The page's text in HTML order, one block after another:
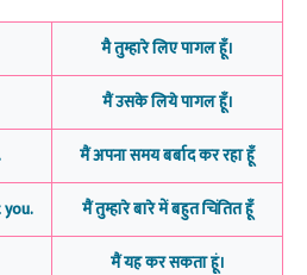
मै तुम्हारे लिए पागल हूँ।
मैं उसके लिये पागल हूँ।
मैं अपना समय बर्बाद कर रहा हूँ
मैं तुम्हारे बारे में बहुत चिंतित हूँ
मैं यह कर सकता हूं।